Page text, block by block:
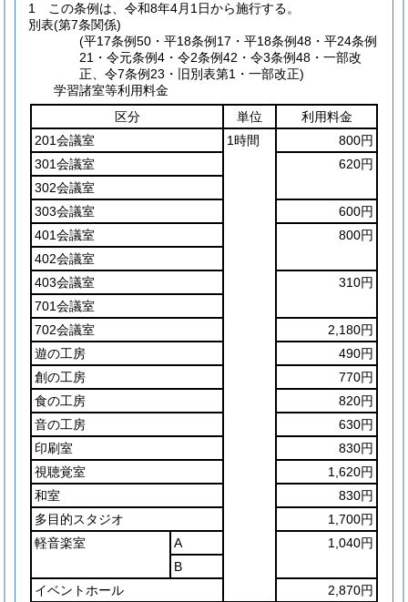
1
この条例は、令和8年4月1日から施行する。
別表(第7条関係)
(平17条例50・平18条例17・平18条例48・平24条例
21・令元条例4・令2条例42・令3条例48・一部改
正、令7条例23・旧別表第1・一部改正)
学習諸室等利用料金
区分
単位
利用料金
201会議室
1時間
800円
301会議室
620円
302会議室
303会議室
600円
401会議室
800円
402会議室
403会議室
310円
701会議室
702会議室
2,180円
遊の工房
490円
創の工房
770円
食の工房
820円
音の工房
630円
印刷室
830円
視聴覚室
1,620円
和室
830円
多目的スタジオ
1,700円
軽音楽室
A
1,040円
B
イベントホール
2,870円